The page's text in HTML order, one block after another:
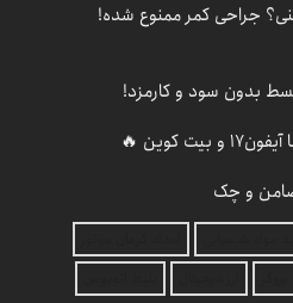
جراحی کمر ممنوع شده!